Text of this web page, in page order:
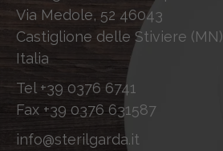
Via Medole, 52 46043
Castiglione delle Stiviere (MN)
Italia
Tel +39 0376 6741
Fax +39 0376 631587
info@sterilgarda.it